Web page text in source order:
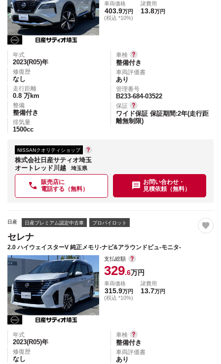
車両価格
403.9万円
(税込 *10%)
諸費用
13.8万円
年式
2023(R05)年
修復歴
なし
走行距離
0.8 万km
整備
整備付き
排気量
1500cc
車検
整備付き
車両評価書
あり
管理番号
B233-684-03522
保証
ワイド保証 保証期間:2年(走行距
離無制限)
NISSANクオリティショップ
株式会社日産サティオ埼玉
オートレッド川越
埼玉県
販売店に
電話する（無料）
お問い合わせ・
見積依頼（無料）
日産 日産プレミアム認定中古車 プロパイロット
セレナ
2.0 ハイウェイスターV 純正メモリ-ナビ&アラウンドビュ-モニタ-
支払総額
329.6万円
車両価格
315.9万円
(税込 *10%)
諸費用
13.7万円
年式
2023(R05)年
修復歴
なし
車検
整備付き
車両評価書
あり